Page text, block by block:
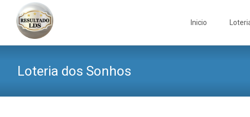
Inicio
Loteria dos Sonhos